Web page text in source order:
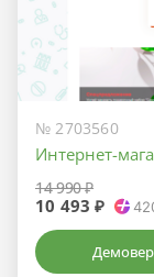
№ 2703560
Интернет-
14 990 ₽
10 493 ₽